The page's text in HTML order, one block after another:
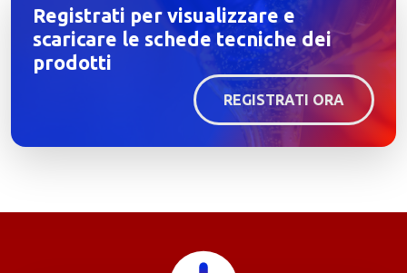
Registrati per visualizzare e
scaricare le schede tecniche dei
prodotti
REGISTRATI ORA